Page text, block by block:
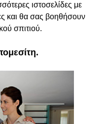
ιστοσελίδες με
και θα σας βοηθήσουν
σπιτιού.